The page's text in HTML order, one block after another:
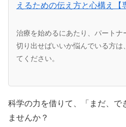
えるための伝え方と心構え【
治療を始めるにあたり、パートナ
切り出せばいいか悩んでいる方は
てください。
科学の力を借りて、「まだ、で
ませんか？